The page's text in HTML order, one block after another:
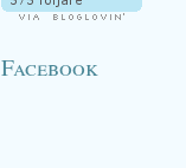
Facebook